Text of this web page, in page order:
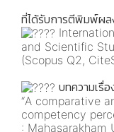
ที่ได้รับการตีพิมพ์ผล
and Scientific
(Scopus Q2,
บทความเรื่อ
“A comparative
competency
: Mahasarakham